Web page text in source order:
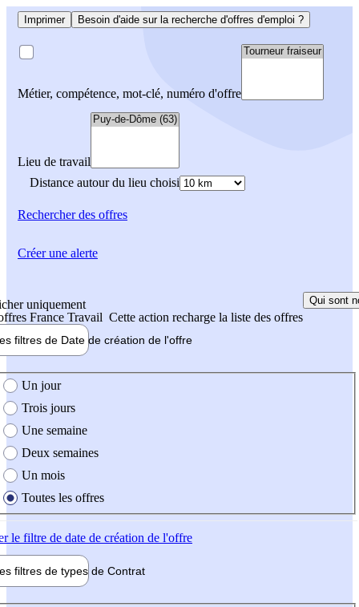
Imprimer Besoin d'aide sur la recherche d'offres d'emploi ?
Métier, compétence, mot-clé, numéro d'offre
Lieu de travail
Distance autour du lieu choisi
Rechercherdes offres
uniquement
France Travail Cette action recharge la liste des offres
Qui sont
filtres de Date de création de l'offre
création de l'offre
Un jour
Trois jours
Une semaine
Deux semaines
Un mois
Toutes les offres
le filtre de date de création de l'offre
filtres de types de Contrat
Créer une alerte